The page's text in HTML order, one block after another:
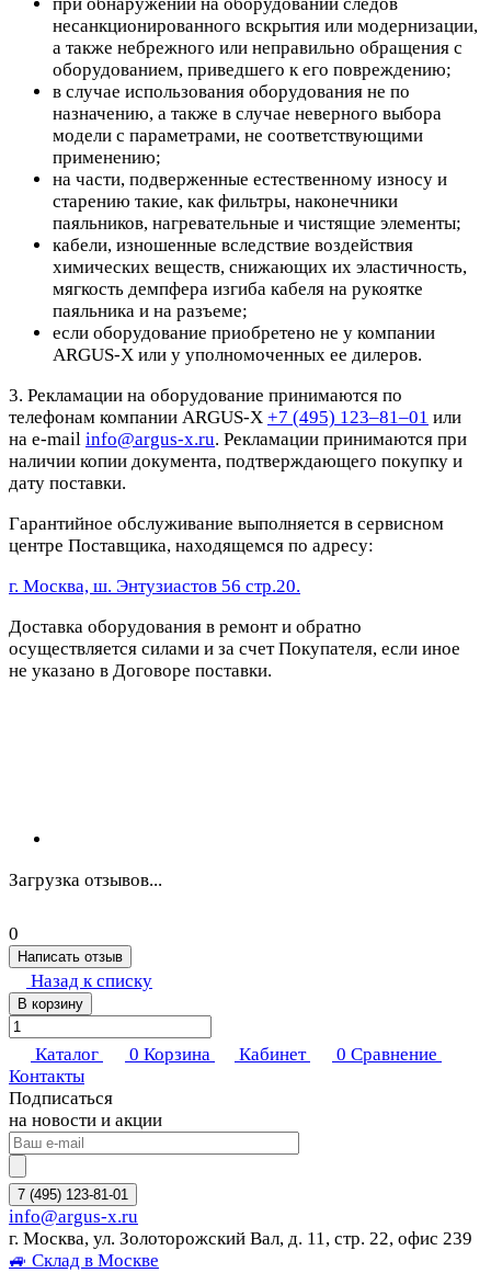
при обнаружении на оборудовании следов
несанкционированного вскрытия или модернизации,
а также небрежного или неправильно обращения с
оборудованием, приведшего к его повреждению;
в случае использования оборудования не по
назначению, а также в случае неверного выбора
модели с параметрами, не соответствующими
применению;
на части, подверженные естественному износу и
старению такие, как фильтры, наконечники
паяльников, нагревательные и чистящие элементы;
кабели, изношенные вследствие воздействия
химических веществ, снижающих их эластичность,
мягкость демпфера изгиба кабеля на рукоятке
паяльника и на разъеме;
если оборудование приобретено не у компании
ARGUS-X или у уполномоченных ее дилеров.
3. Рекламации на оборудование принимаются по
телефонам компании ARGUS-X +7 (495) 123–81–01 или
на e-mail info@argus-x.ru. Рекламации принимаются при
наличии копии документа, подтверждающего покупку и
дату поставки.
Гарантийное обслуживание выполняется в сервисном
центре Поставщика, находящемся по адресу:
г. Москва, ш. Энтузиастов 56 стр.20.
Доставка оборудования в ремонт и обратно
осуществляется силами и за счет Покупателя, если иное
не указано в Договоре поставки.
Загрузка отзывов...
0
Написать отзыв
Назад к списку
В корзину
Каталог 0 Корзина Кабинет 0 Сравнение
Контакты
Подписаться
на новости и акции
7 (495) 123-81-01
info@argus-x.ru
г. Москва, ул. Золоторожский Вал, д. 11, стр. 22, офис 239
🚙 Склад в Москве